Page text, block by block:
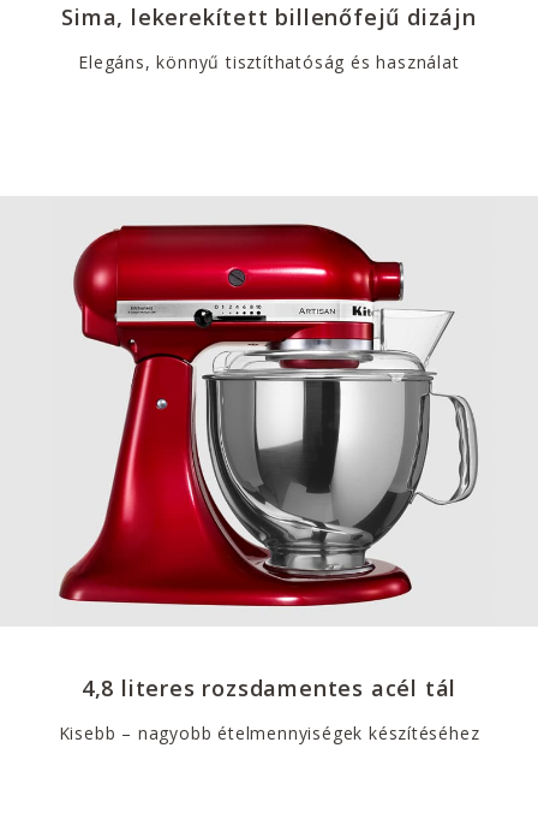
Sima, lekerekített billenőfejű dizájn
Elegáns, könnyű tisztíthatóság és használat
4,8 literes rozsdamentes acél tál
Kisebb – nagyobb ételmennyiségek készítéséhez